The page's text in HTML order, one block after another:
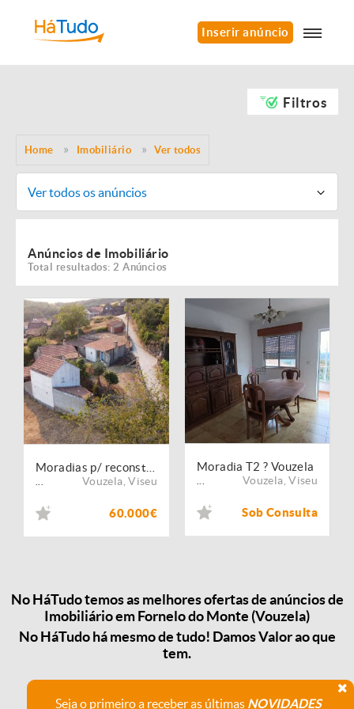
Inserir anúncio
Filtros
Home Imobiliário Ver todos
Ver todos os anúncios
Anúncios de Imobiliário
Total resultados: 2 Anúncios
Vouzela ,Viseu
60.000€
Moradia T2 ? Vouzela
Vouzela ,Viseu
Sob Consulta
No HáTudo temos as melhores ofertas de anúncios de
Imobiliário em Fornelo do Monte (Vouzela)
No HáTudo há mesmo de tudo! Damos Valor ao que
tem.
Seja o primeiro a receber as últimas NOVIDADES